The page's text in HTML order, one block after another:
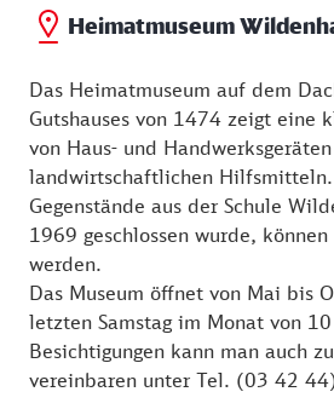
Heimatmuseum
Das Heimatmuseum auf dem
Gutshauses von 1474 zeigt eine
von Haus- und
landwirtschaftlichen
Gegenstände aus der Schule
1969 geschlossen wurde,
werden.
Das Museum öffnet von Mai bis
letzten Samstag im Monat von
Besichtigungen kann man auch
vereinbaren unter Tel. (03 42